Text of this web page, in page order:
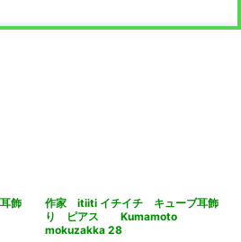
飾
作家 itiiti イチイチ キューブ耳飾
り ピアス Kumamoto
mokuzakka 28